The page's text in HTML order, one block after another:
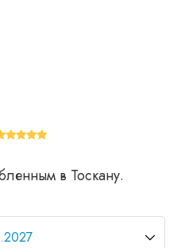
в Тоскану.